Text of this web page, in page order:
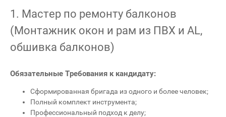
1. Мастер по ремонту балконов
(Монтажник окон и рам из ПВХ и AL,
обшивка балконов)
Обязательные Требования к кандидату:
Сформированная бригада из одного и более человек;
Полный комплект инструмента;
Профессиональный подход к делу;